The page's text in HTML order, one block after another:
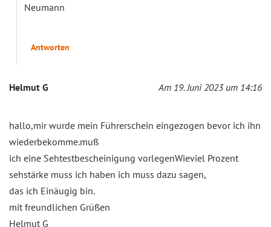
Neumann
Antworten
Helmut G Am 19. Juni 2023 um 14:16
hallo,mir wurde mein Führerschein eingezogen bevor ich ihn
wiederbekomme.muß
ich eine Sehtestbescheinigung vorlegenWieviel Prozent
sehstärke muss ich haben ich muss dazu sagen,
das ich Einäugig bin.
mit freundlichen Grüßen
Helmut G